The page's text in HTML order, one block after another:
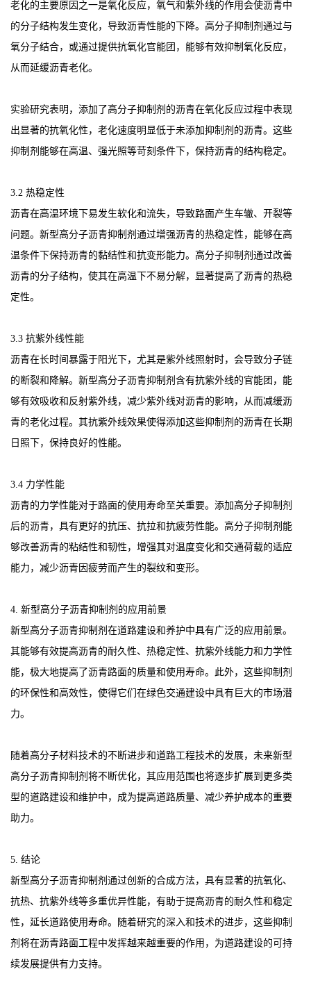
老化的主要原因之一是氧化反应，氧气和紫外线的作用会使沥青中
的分子结构发生变化，导致沥青性能的下降。高分子抑制剂通过与
氧分子结合，或通过提供抗氧化官能团，能够有效抑制氧化反应，
从而延缓沥青老化。
实验研究表明，添加了高分子抑制剂的沥青在氧化反应过程中表现
出显著的抗氧化性，老化速度明显低于未添加抑制剂的沥青。这些
抑制剂能够在高温、强光照等苛刻条件下，保持沥青的结构稳定。
3.2 热稳定性
沥青在高温环境下易发生软化和流失，导致路面产生车辙、开裂等
问题。新型高分子沥青抑制剂通过增强沥青的热稳定性，能够在高
温条件下保持沥青的黏结性和抗变形能力。高分子抑制剂通过改善
沥青的分子结构，使其在高温下不易分解，显著提高了沥青的热稳
定性。
3.3 抗紫外线性能
沥青在长时间暴露于阳光下，尤其是紫外线照射时，会导致分子链
的断裂和降解。新型高分子沥青抑制剂含有抗紫外线的官能团，能
够有效吸收和反射紫外线，减少紫外线对沥青的影响，从而减缓沥
青的老化过程。其抗紫外线效果使得添加这些抑制剂的沥青在长期
日照下，保持良好的性能。
3.4 力学性能
沥青的力学性能对于路面的使用寿命至关重要。添加高分子抑制剂
后的沥青，具有更好的抗压、抗拉和抗疲劳性能。高分子抑制剂能
够改善沥青的粘结性和韧性，增强其对温度变化和交通荷载的适应
能力，减少沥青因疲劳而产生的裂纹和变形。
4. 新型高分子沥青抑制剂的应用前景
新型高分子沥青抑制剂在道路建设和养护中具有广泛的应用前景。
其能够有效提高沥青的耐久性、热稳定性、抗紫外线能力和力学性
能，极大地提高了沥青路面的质量和使用寿命。此外，这些抑制剂
的环保性和高效性，使得它们在绿色交通建设中具有巨大的市场潜
力。
随着高分子材料技术的不断进步和道路工程技术的发展，未来新型
高分子沥青抑制剂将不断优化，其应用范围也将逐步扩展到更多类
型的道路建设和维护中，成为提高道路质量、减少养护成本的重要
助力。
5. 结论
新型高分子沥青抑制剂通过创新的合成方法，具有显著的抗氧化、
抗热、抗紫外线等多重优异性能，有助于提高沥青的耐久性和稳定
性，延长道路使用寿命。随着研究的深入和技术的进步，这些抑制
剂将在沥青路面工程中发挥越来越重要的作用，为道路建设的可持
续发展提供有力支持。